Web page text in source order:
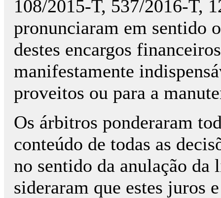
108/2015-T, 537/2016-T,
pronunciaram em sentido
destes encargos
manifestamente
proveitos ou para a
Os árbitros ponderaram
conteúdo de todas as
no sentido da anulação
sideraram que estes juros